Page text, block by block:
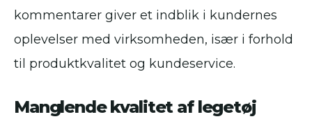
kommentarer giver et indblik i kundernes
oplevelser med virksomheden, især i forhold
til produktkvalitet og kundeservice.
Manglende kvalitet af legetøj